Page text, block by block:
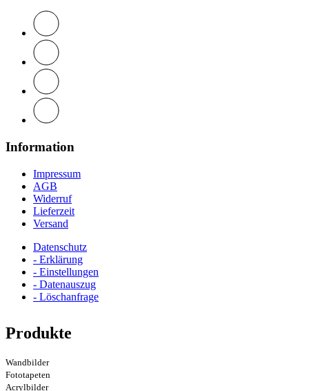
Information
Impressum
AGB
Widerruf
Lieferzeit
Versand
Datenschutz
- Erklärung
- Einstellungen
- Datenauszug
- Löschanfrage
Produkte
Wandbilder
Fototapeten
Acrylbilder